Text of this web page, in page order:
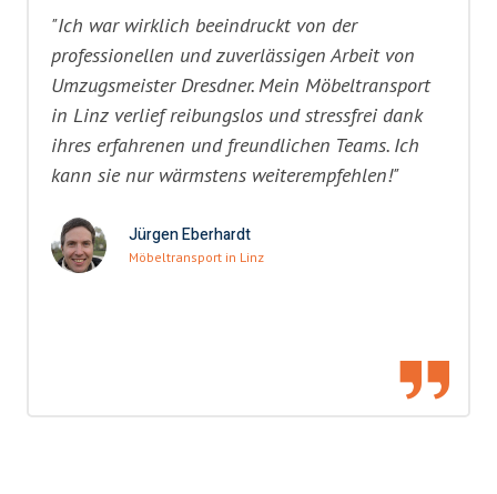
"Ich war wirklich beeindruckt von der
professionellen und zuverlässigen Arbeit von
Umzugsmeister Dresdner. Mein Möbeltransport
in Linz verlief reibungslos und stressfrei dank
ihres erfahrenen und freundlichen Teams. Ich
kann sie nur wärmstens weiterempfehlen!"
Jürgen Eberhardt
Möbeltransport in Linz